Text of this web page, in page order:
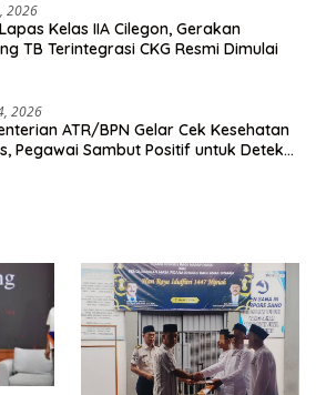
2026
Kelas IIA Cilegon, Gerakan
TB Terintegrasi CKG Resmi Dimulai
2026
ATR/BPN Gelar Cek Kesehatan
Pegawai Sambut Positif untuk Deteksi